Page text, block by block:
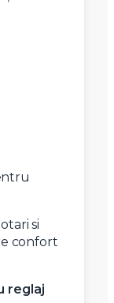
si
confort
reglaj